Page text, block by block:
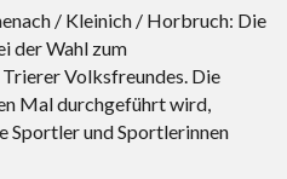
/ Kleinich / Horbruch: Die
der Wahl zum
Volksfreundes. Die
Mal durchgeführt wird,
Sportler und Sportlerinnen